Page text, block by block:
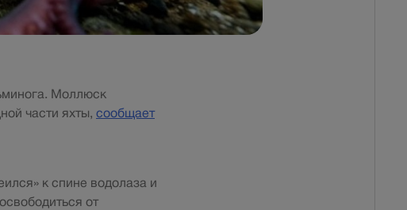
Моллюск
части яхты, сообщает
к спине водолаза и
от